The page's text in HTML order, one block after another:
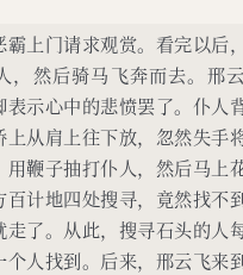
霸上门请求观赏。看完以后
，然后骑马飞奔而去。邢
表示心中的悲愤罢了。仆人
上从肩上往下放，忽然失手
用鞭子抽打仆人，然后马上
百计地四处搜寻，竟然找不
走了。从此，搜寻石头的人
个人找到。后来，邢云飞来